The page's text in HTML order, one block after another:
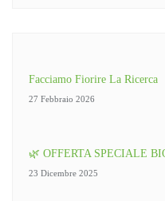
Facciamo Fiorire La Ricerca
27 Febbraio 2026
🌿 OFFERTA SPECIALE
23 Dicembre 2025